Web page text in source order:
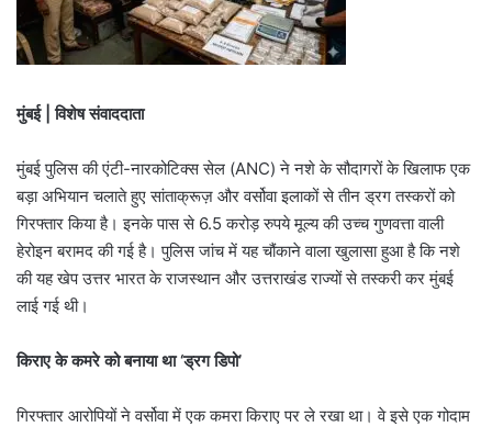
मुंबई | विशेष संवाददाता
मुंबई पुलिस की एंटी-नारकोटिक्स सेल (ANC) ने नशे के सौदागरों के खिलाफ एक
बड़ा अभियान चलाते हुए सांताक्रूज़ और वर्सोवा इलाकों से तीन ड्रग तस्करों को
गिरफ्तार किया है। इनके पास से 6.5 करोड़ रुपये मूल्य की उच्च गुणवत्ता वाली
हेरोइन बरामद की गई है। पुलिस जांच में यह चौंकाने वाला खुलासा हुआ है कि नशे
की यह खेप उत्तर भारत के राजस्थान और उत्तराखंड राज्यों से तस्करी कर मुंबई
लाई गई थी।
किराए के कमरे को बनाया था ‘ड्रग डिपो’
गिरफ्तार आरोपियों ने वर्सोवा में एक कमरा किराए पर ले रखा था। वे इसे एक गोदाम